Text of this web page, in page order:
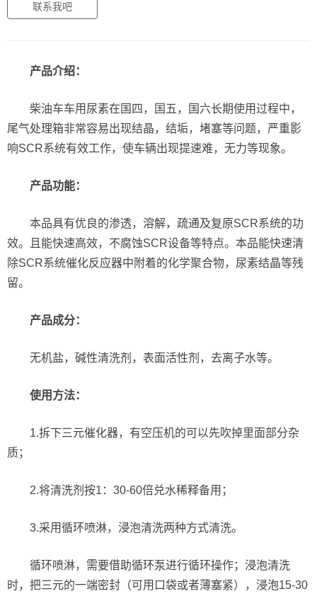
联系我吧
产品介绍：
柴油车车用尿素在国四，国五，国六长期使用过程中，
尾气处理箱非常容易出现结晶，结垢，堵塞等问题，严重影
响SCR系统有效工作，使车辆出现提速难，无力等现象。
产品功能：
本品具有优良的渗透，溶解，疏通及复原SCR系统的功
效。且能快速高效，不腐蚀SCR设备等特点。本品能快速清
除SCR系统催化反应器中附着的化学聚合物，尿素结晶等残
留。
产品成分：
无机盐，碱性清洗剂，表面活性剂，去离子水等。
使用方法：
1.拆下三元催化器，有空压机的可以先吹掉里面部分杂
质；
2.将清洗剂按1：30-60倍兑水稀释备用；
3.采用循环喷淋，浸泡清洗两种方式清洗。
循环喷淋，需要借助循环泵进行循环操作；浸泡清洗
时，把三元的一端密封（可用口袋或者薄塞紧），浸泡15-30